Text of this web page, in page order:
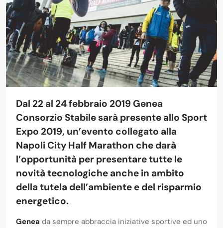
Dal 22 al 24 febbraio 2019 Genea
Consorzio Stabile sarà presente allo Sport
Expo 2019, un’evento collegato alla
Napoli City Half Marathon che darà
l’opportunità per presentare tutte le
novità tecnologiche anche in ambito
della tutela dell’ambiente e del risparmio
energetico.
Genea da sempre abbraccia iniziative sportive ed uno